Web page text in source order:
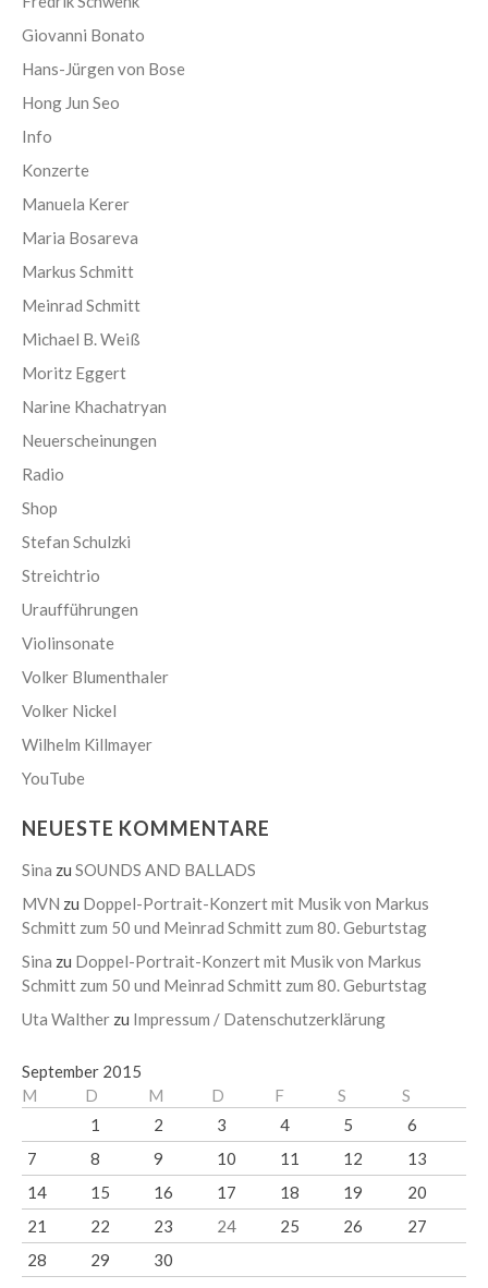
Giovanni Bonato
Hans-Jürgen von Bose
Hong Jun Seo
Info
Konzerte
Manuela Kerer
Maria Bosareva
Markus Schmitt
Meinrad Schmitt
Michael B. Weiß
Moritz Eggert
Narine Khachatryan
Neuerscheinungen
Radio
Shop
Stefan Schulzki
Streichtrio
Uraufführungen
Violinsonate
Volker Blumenthaler
Volker Nickel
Wilhelm Killmayer
YouTube
NEUESTE KOMMENTARE
Sina zu SOUNDS AND BALLADS
MVN zu Doppel-Portrait-Konzert mit Musik von Markus
Schmitt zum 50 und Meinrad Schmitt zum 80. Geburtstag
Sina zu Doppel-Portrait-Konzert mit Musik von Markus
Schmitt zum 50 und Meinrad Schmitt zum 80. Geburtstag
Uta Walther zu Impressum / Datenschutzerklärung
September 2015
M
D M D F S
S
1
2 3 4 5
6
7
8 9 10 11 12
13
14
15 16 17 18 19
20
21
22 23 24 25 26
27
28
29 30